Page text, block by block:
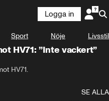
Logga in
Sport Nöje Livsstil
HV71: ”Inte vackert”
HV71.
SE ALLA